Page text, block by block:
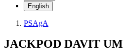
English
PSAgA
JACKPOD DAVIT UM